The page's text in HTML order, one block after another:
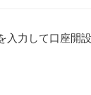
入力して口座開設